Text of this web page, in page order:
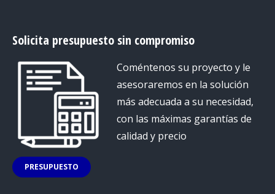
Solicita presupuesto sin compromiso
Coméntenos su proyecto y le
asesoraremos en la solución
más adecuada a su necesidad,
con las máximas garantías de
calidad y precio
PRESUPUESTO